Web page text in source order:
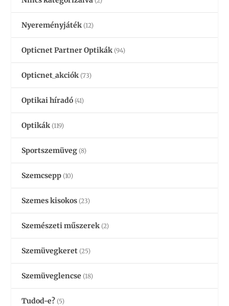
Nyereményjáték (12)
Opticnet Partner Optikák (94)
Opticnet_akciók (73)
Optikai híradó (41)
Optikák (119)
Sportszemüveg (8)
Szemcsepp (10)
Szemes kisokos (23)
Szemészeti műszerek (2)
Szemüvegkeret (25)
Szemüveglencse (18)
Tudod-e? (5)